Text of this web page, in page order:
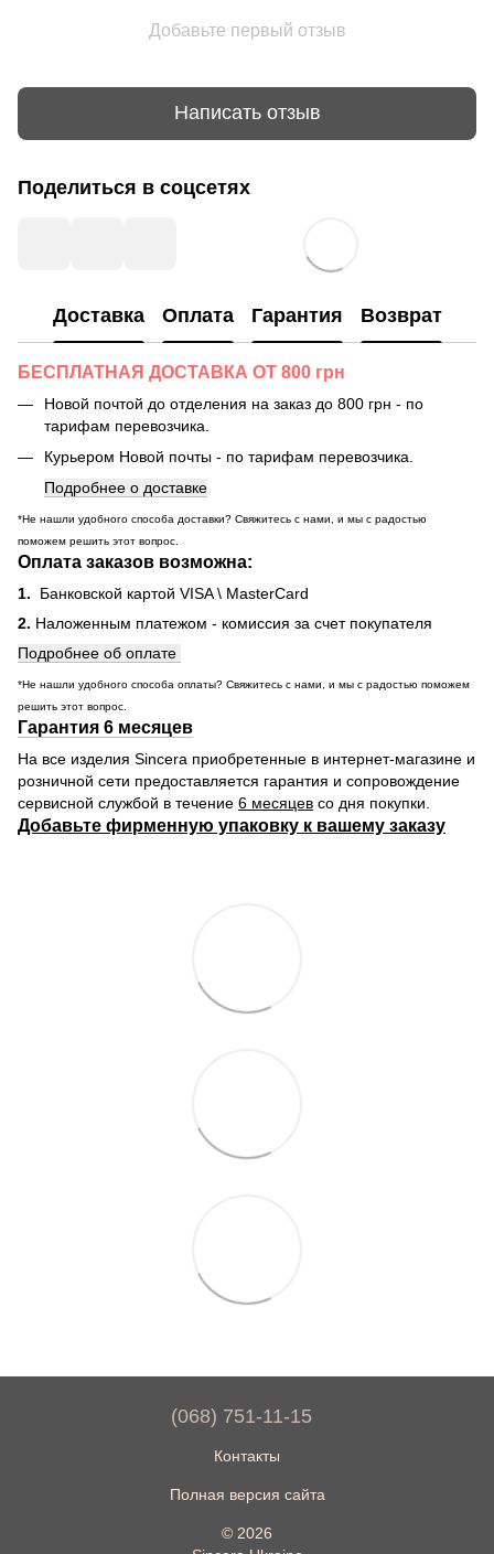
Добавьте первый отзыв
Написать отзыв
Поделиться в соцсетях
Доставка Оплата Гарантия Возврат
БЕСПЛАТНАЯ ДОСТАВКА ОТ 800 грн
Новой почтой до отделения на заказ до 800 грн - по
тарифам перевозчика.
Курьером Новой почты - по тарифам перевозчика.
Подробнее о доставке
*Не нашли удобного способа доставки? Свяжитесь с нами, и мы с радостью
поможем решить этот вопрос.
Оплата заказов возможна:
1. Банковской картой VISA \ MasterCard
2. Наложенным платежом - комиссия за счет покупателя
Подробнее об оплате
*Не нашли удобного способа оплаты? Свяжитесь с нами, и мы с радостью поможем
решить этот вопрос.
Гарантия 6 месяцев
На все изделия Sincera приобретенные в интернет-магазине и
розничной сети предоставляется гарантия и сопровождение
сервисной службой в течение 6 месяцев со дня покупки.
Добавьте фирменную упаковку к вашему заказу
(068) 751-11-15
Контакты
Полная версия сайта
© 2026